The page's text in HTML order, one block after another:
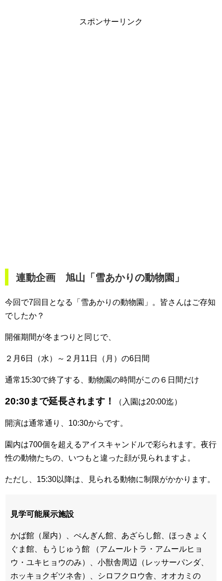
スポンサーリンク
連動企画 旭山「雪あかりの動物園」
今回で7回目となる「雪あかりの動物園」。皆さんはご存知
でしたか？
開催期間が冬まつりと同じで、
２月6日（水）～２月11日（月）の6日間
通常15:30で終了する、動物園の時間がこの６日間だけ
20:30まで延長されます！ （入園は20:00迄）
開演は通常通り、10:30からです。
園内は700個を超えるアイスキャンドルで彩られます。夜行
性の動物たちの、いつもと違った顔が見られますよ。
ただし、15:30以降は、見られる動物に制限がかかります。
見学可能展示施設
かば館（屋内）、ぺんぎん館、あざらし館、ほっきょく
ぐま館、もうじゅう館 （アムールトラ・アムールヒョ
ウ・ユキヒョウのみ）、小獣舎周辺（レッサーパンダ、
ホッキョクギツネ舎）、シロフクロウ舎、オオカミの